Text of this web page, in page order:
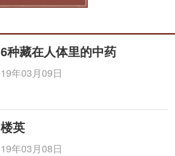
6种藏在人体里的中药
19年03月09日
楼英
19年03月08日